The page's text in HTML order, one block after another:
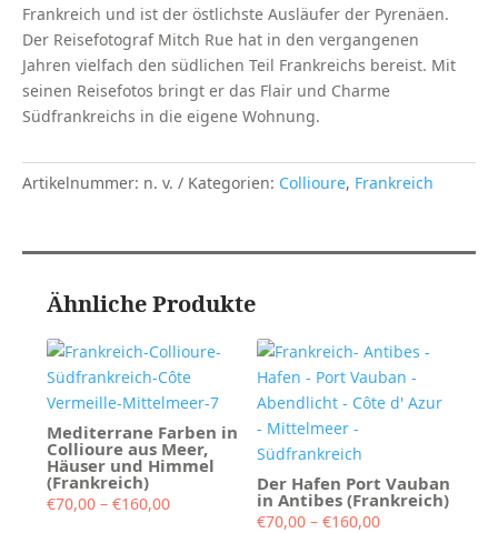
Frankreich und ist der östlichste Ausläufer der Pyrenäen.
Der Reisefotograf Mitch Rue hat in den vergangenen
Jahren vielfach den südlichen Teil Frankreichs bereist. Mit
seinen Reisefotos bringt er das Flair und Charme
Südfrankreichs in die eigene Wohnung.
Artikelnummer: n. v. Kategorien: Collioure, Frankreich
Ähnliche Produkte
Mediterrane Farben in
Collioure aus Meer,
Häuser und Himmel
(Frankreich)
€70,00 – €160,00Preisspanne:
Der Hafen Port Vauban
in Antibes (Frankreich)
€70,00 –€160,00Preisspanne: